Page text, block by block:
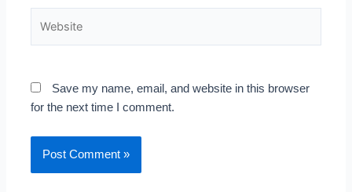
Save my name, email, and website in this browser
for the next time I comment.